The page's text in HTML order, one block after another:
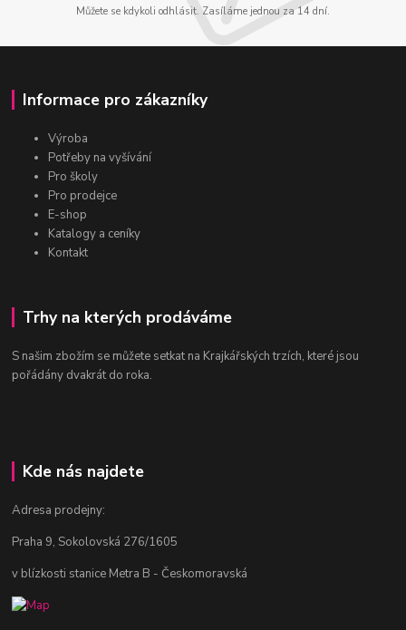
Můžete se kdykoli odhlásit. Zasíláme jednou za 14 dní.
Informace pro zákazníky
Výroba
Potřeby na vyšívání
Pro školy
Pro prodejce
E-shop
Katalogy a ceníky
Kontakt
Trhy na kterých prodáváme
S našim zbožím se můžete setkat na Krajkářských trzích, které jsou
pořádány dvakrát do roka.
Kde nás najdete
Adresa prodejny:
Praha 9, Sokolovská 276/1605
v blízkosti stanice Metra B - Českomoravská